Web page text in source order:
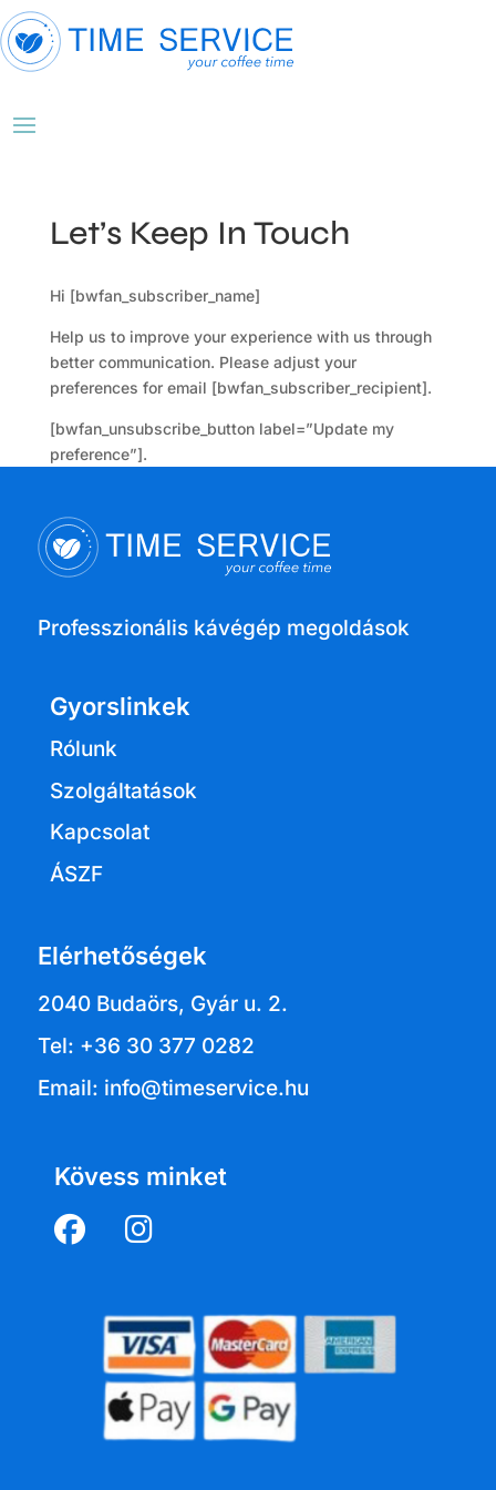
Let’s Keep In Touch
Hi [bwfan_subscriber_name]
Help us to improve your experience with us through
better communication. Please adjust your
preferences for email [bwfan_subscriber_recipient].
[bwfan_unsubscribe_button label=”Update my
preference”].
Professzionális kávégép megoldások
Gyorslinkek
Rólunk
Szolgáltatások
Kapcsolat
ÁSZF
Elérhetőségek
2040 Budaörs, Gyár u. 2.
Tel: +36 30 377 0282
Email: info@timeservice.hu
Kövess minket